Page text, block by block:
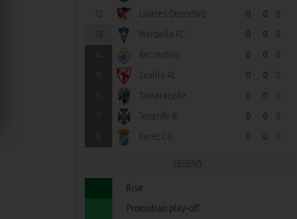
12
Linares Deportivo 0 0
0
13
Marbella FC 0 0
0
Recreativo 0 0
0
Sevilla At. 0 0
0
Tamaraceite 0 0
0
Tenerife B 0 0
0
Xerez CD 0 0 0
LEGEND
Rise
Promotion play-off